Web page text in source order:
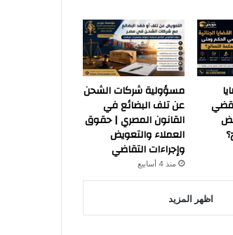
مسؤولية شركات الشحن
عن تلف البضائع في
القانون المصري | حقوق
العملاء والتعويض
وإجراءات التقاضي
منذ 4 أسابيع
اظهر المزيد